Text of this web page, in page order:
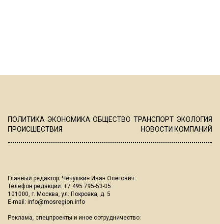
ПОЛИТИКА ЭКОНОМИКА ОБЩЕСТВО ТРАНСПОРТ ЭКОЛОГИЯ
ПРОИСШЕСТВИЯ
НОВОСТИ КОМПАНИЙ
Главный редактор: Чечушкин Иван Олегович.
Телефон редакции: +7 495 795-53-05
101000, г. Москва, ул. Покровка, д. 5
E-mail: info@mosregion.info
Реклама, спецпроекты и иное сотрудничество: